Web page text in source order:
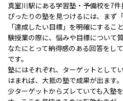
真室川駅にある学習塾・予備校を7件
ぴったりの塾を見つけるには、まず
「達成したい目標」を明確にするこ
験授業の際に、悩みや目標について
なたにとって納得感のある回答をし
です。
塾にはそれぞれ、ターゲットとして
はまれば、大抵の塾で成果が出ます
少ターゲットからズレていても入塾